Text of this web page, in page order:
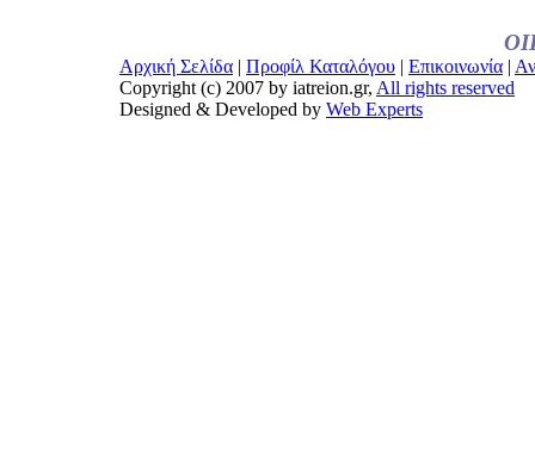
Αρχική Σελίδα | Προφίλ Καταλόγου | Επικοινωνία |
Copyright (c) 2007 by iatreion.gr, All rights reserved
Designed & Developed by Web Experts